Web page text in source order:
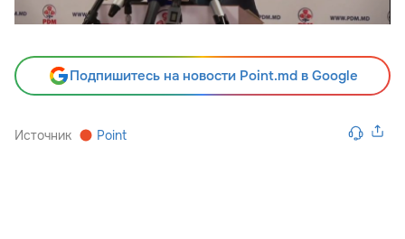
Подпишитесь на новости Point.md в Google
Источник Point